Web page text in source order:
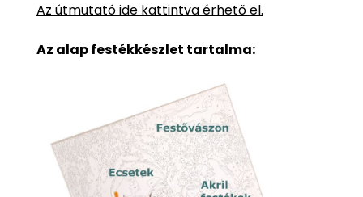
Az útmutató ide kattintva érhető el.
Az alap festékkészlet tartalma: